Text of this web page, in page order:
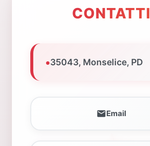
CONTATTI
•35043, Monselice, PD
Email